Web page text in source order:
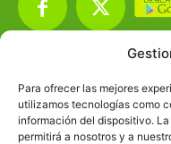
Para ofrecer las mejores
utilizamos tecnologías como
información del dispositivo.
permitirá a nosotros y a
Ciencias
Filosofía